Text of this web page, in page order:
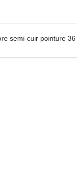
semi-cuir pointure 36